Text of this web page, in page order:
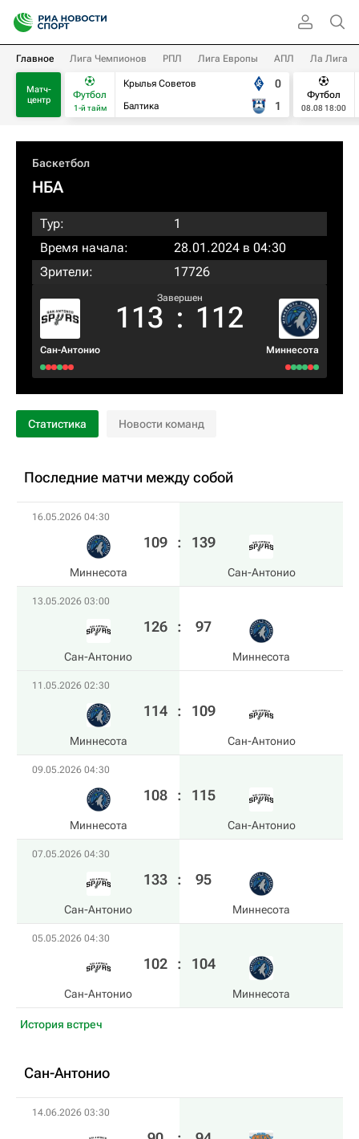
Главное Лига Чемпионов РПЛ Лига Европы АПЛ Ла Лига
Матч-
центр
Футбол
1-й тайм
Крылья Советов
Балтика
0
1
Футбол
08.08 18:00
Баскетбол
НБА
Тур:
1
Время начала:
28.01.2024 в 04:30
Зрители:
17726
Сан-Антонио
Завершен
113 : 112
Миннесота
Статистика Новости команд
Последние матчи между собой
16.05.2026 04:30
Миннесота
109 : 139
Сан-Антонио
13.05.2026 03:00
Сан-Антонио
126 : 97
Миннесота
11.05.2026 02:30
Миннесота
114 : 109
Сан-Антонио
09.05.2026 04:30
Миннесота
108 : 115
Сан-Антонио
07.05.2026 04:30
Сан-Антонио
133 : 95
Миннесота
05.05.2026 04:30
Сан-Антонио
102 : 104
Миннесота
История встреч
Сан-Антонио
14.06.2026 03:30